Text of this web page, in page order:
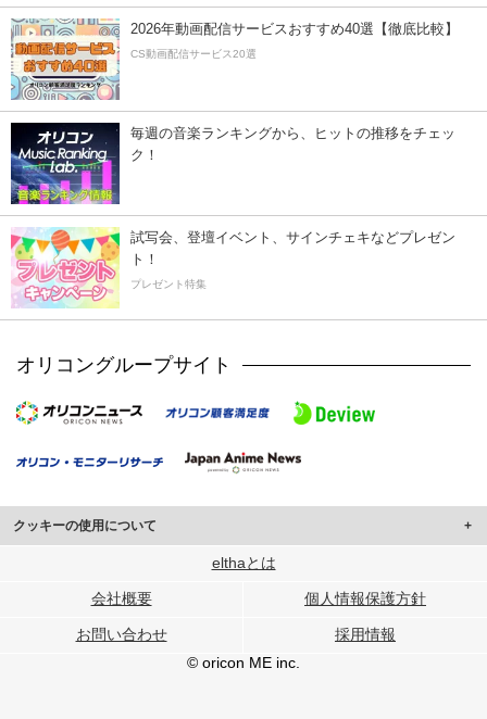
2026年動画配信サービスおすすめ40選【徹底比較】
CS動画配信サービス20選
毎週の音楽ランキングから、ヒットの推移をチェッ
ク！
試写会、登壇イベント、サインチェキなどプレゼン
ト！
プレゼント特集
オリコングループサイト
クッキーの使用について
このサイトでは Cookie を使用して、ユーザーに合わせたコンテンツや広告の
行っています。
メディアや広告配信、データ解析の各パートナーに提供しています。
各パートナーは、この情報とユーザーが各パートナーに提供した他の情報や、
ユーザーが各パートナーのサービスを使用したときに収集した他の情報を組み
elthaとは
会社概要 個人情報保護方針
お問い合わせ
採用情報
© oricon ME inc.